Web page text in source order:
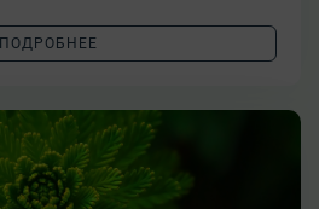
ПОДРОБНЕЕ